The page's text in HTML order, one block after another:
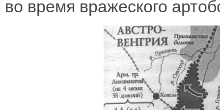
во время вражеского